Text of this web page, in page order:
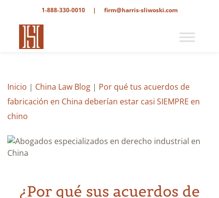
1-888-330-0010 | firm@harris-sliwoski.com
Inicio | China Law Blog | Por qué tus acuerdos de
fabricación en China deberían estar casi SIEMPRE en
chino
¿Por qué sus acuerdos de